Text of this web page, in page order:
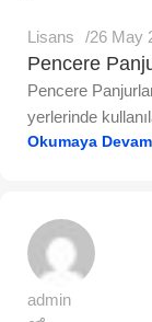
Lisans 26 May
Pencere
Pencere
yerlerinde
Okumaya
admin